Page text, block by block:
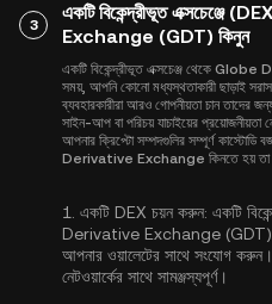
3
একটি বিকেন্দ্রীভূত
Exchange (GDT) কিনুন
একটি বিকেন্দ্রীভূত এক্সচেঞ্জ থেকে
সময়, আপনি কোনো মধ্যস্থতাকারী ছাড়াই
ব্যবহারকারীরা আরও গোপনীয়তা চান তাদের
সাইন-আপ বা পরিচয় যাচাইয়ের প্রয়োজনীয়তা
আপনার ক্রিপ্টো সম্পদগুলির সম্পূর্ণ
Derivative Exchange কিনতে হয় তা
1. একটি DEX চয়ন করুন: একটি
Derivative Exchange (GDT)
আপনার ওয়ালেটের সাথে সংযোগ
নেটওয়ার্কের সাথে সামঞ্জস্যপূর্ণ।